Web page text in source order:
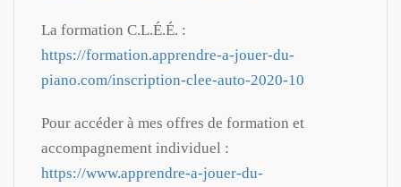
La formation C.L.É.É. :
https://formation.apprendre-a-jouer-du-
piano.com/inscription-clee-auto-2020-10
Pour accéder à mes offres de formation et
accompagnement individuel :
https://www.apprendre-a-jouer-du-